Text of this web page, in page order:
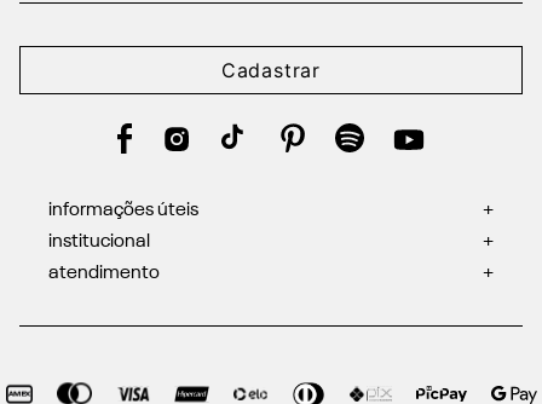
Cadastrar
informações úteis
+
institucional
+
atendimento
+